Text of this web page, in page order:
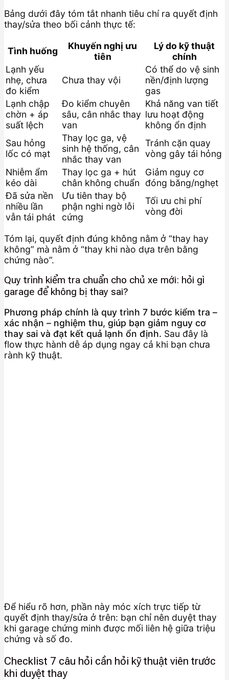
Bảng dưới đây tóm tắt nhanh tiêu chí ra quyết định
thay/sửa theo bối cảnh thực tế:
Tình huống
Khuyến nghị ưu
tiên
Lý do kỹ thuật
chính
Lạnh yếu
nhẹ, chưa
đo kiểm
Chưa thay vội
Có thể do vệ sinh
nền/định lượng
gas
Lạnh chập
chờn + áp
suất lệch
Đo kiểm chuyên
sâu, cân nhắc thay
van
Khả năng van tiết
lưu hoạt động
không ổn định
Sau hỏng
lốc có mạt
Thay lọc ga, vệ
sinh hệ thống, cân
nhắc thay van
Tránh cặn quay
vòng gây tái hỏng
Nhiễm ẩm
kéo dài
Thay lọc ga + hút
chân không chuẩn
Giảm nguy cơ
đóng băng/nghẹt
Đã sửa nền
nhiều lần
vẫn tái phát
Ưu tiên thay bộ
phận nghi ngờ lỗi
cứng
Tối ưu chi phí
vòng đời
Tóm lại, quyết định đúng không nằm ở “thay hay
không” mà nằm ở “thay khi nào dựa trên bằng
chứng nào”.
Quy trình kiểm tra chuẩn cho chủ xe mới: hỏi gì
garage để không bị thay sai?
Phương pháp chính là quy trình 7 bước kiểm tra –
xác nhận – nghiệm thu, giúp bạn giảm nguy cơ
thay sai và đạt kết quả lạnh ổn định. Sau đây là
flow thực hành dễ áp dụng ngay cả khi bạn chưa
rành kỹ thuật.
Để hiểu rõ hơn, phần này móc xích trực tiếp từ
quyết định thay/sửa ở trên: bạn chỉ nên duyệt thay
khi garage chứng minh được mối liên hệ giữa triệu
chứng và số đo.
Checklist 7 câu hỏi cần hỏi kỹ thuật viên trước
khi duyệt thay